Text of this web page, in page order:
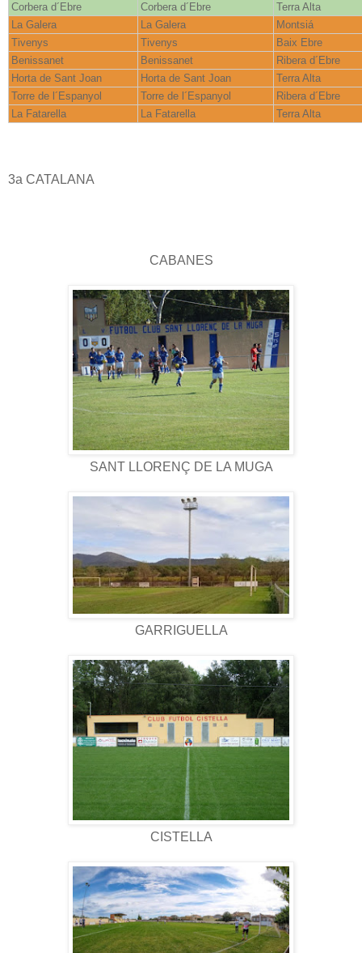
Corbera d´Ebre Corbera d´Ebre
Terra Alta
La Galera
La Galera
Montsiá
Tivenys
Tivenys
Baix Ebre
Benissanet
Benissanet
Ribera d´Ebre
Horta de Sant Joan
Horta de Sant Joan
Terra Alta
Torre de l´Espanyol
Torre de l´Espanyol
Ribera d´Ebre
La Fatarella
La Fatarella Terra Alta
3a CATALANA
CABANES
SANT LLORENÇ DE LA MUGA
GARRIGUELLA
CISTELLA